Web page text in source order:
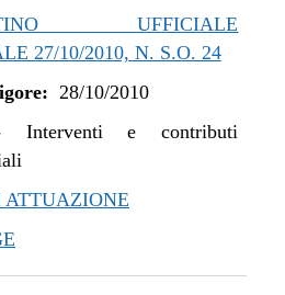
2018
12/2017
07/2017
07/2017
2017
12/2016
2016
07/2016
UFFICIALE
27/10/2010, N. S.O. 24
28/10/2010
Interventi e contributi